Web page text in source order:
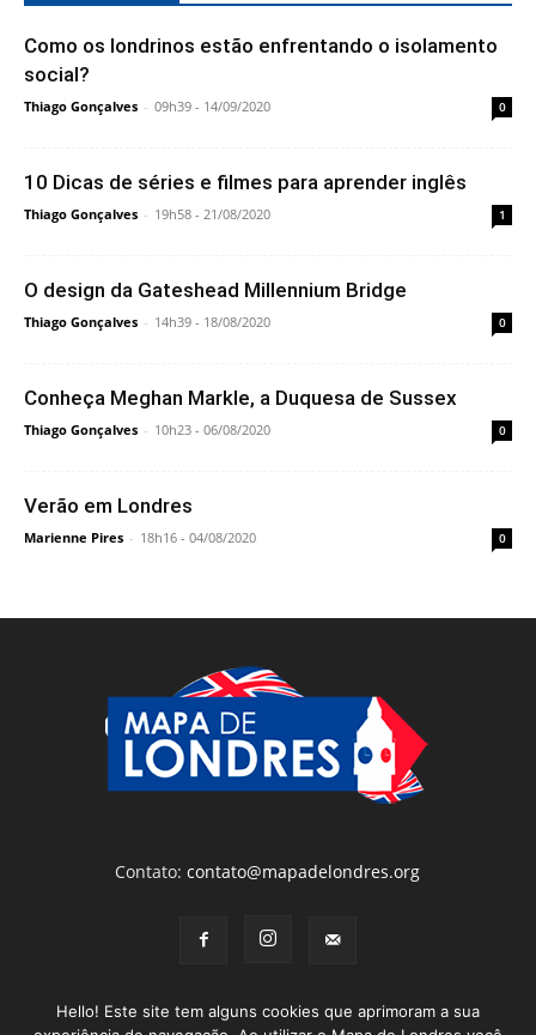
Como os londrinos estão enfrentando o isolamento
social?
Thiago Gonçalves - 09h39 - 14/09/2020 0
10 Dicas de séries e filmes para aprender inglês
Thiago Gonçalves - 19h58 - 21/08/2020 1
O design da Gateshead Millennium Bridge
Thiago Gonçalves - 14h39 - 18/08/2020 0
Conheça Meghan Markle, a Duquesa de Sussex
Thiago Gonçalves - 10h23 - 06/08/2020 0
Verão em Londres
Marienne Pires - 18h16 - 04/08/2020 0
Contato:contato@mapadelondres.org
Hello! Este site tem alguns cookies que aprimoram a sua